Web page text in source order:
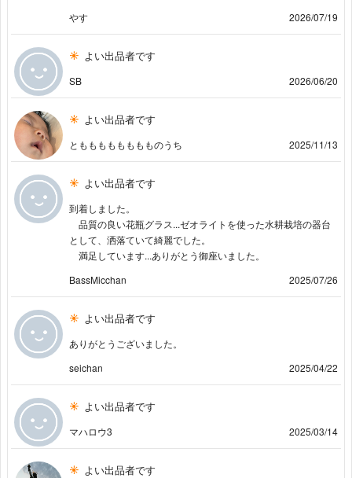
やす
2026/07/19
よい出品者です
SB 2026/06/20
よい出品者です
ともももももももものうち 2025/11/13
よい出品者です
到着しました。
品質の良い花瓶グラス...ゼオライトを使った水耕栽培の器台
として、洒落ていて綺麗でした。
満足しています...ありがとう御座いました。
BassMicchan
2025/07/26
よい出品者です
ありがとうございました。
seichan
2025/04/22
よい出品者です
マハロウ3 2025/03/14
よい出品者です